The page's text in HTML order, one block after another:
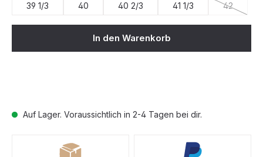
Auf Lager. Voraussichtlich in 2-4 Tagen bei dir.
39 1/3 40 40 2/3 41 1/3 42
(Diese
In den Warenkorb